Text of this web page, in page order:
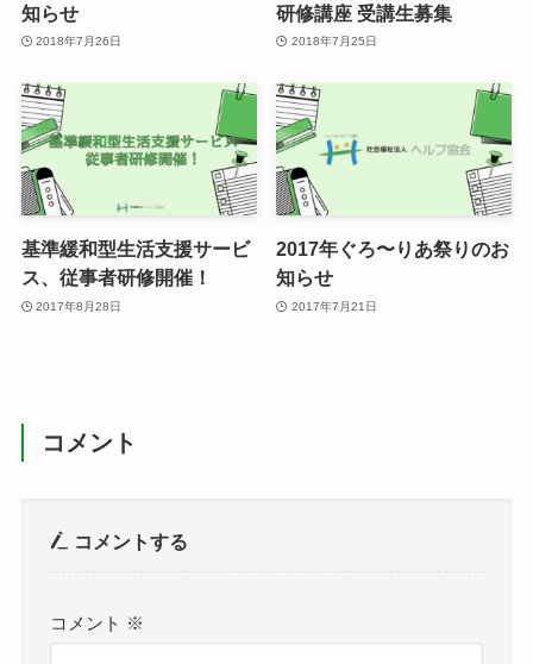
知らせ
2018年7月26日
研修講座 受講生募集
2018年7月25日
基準緩和型生活支援サービ
ス、従事者研修開催！
2017年8月28日
2017年ぐろ〜りあ祭りのお
知らせ
2017年7月21日
コメント
コメントする
コメント ※